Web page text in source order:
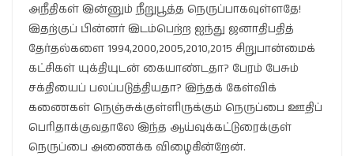
அநீதிகள் இன்னும் நீறுபூத்த நெருப்பாகவுள்ளதே!
இதற்குப் பின்னர் இடம்பெற்ற ஐந்து ஜனாதிபதித்
தேர்தல்களை 1994,2000,2005,2010,2015 சிறுபான்மைக்
கட்சிகள் யுக்தியுடன் கையாண்டதா? பேரம் பேசும்
சக்தியைப் பலப்படுத்தியதா? இந்தக் கேள்விக்
கணைகள் நெஞ்சுக்குள்ளிருக்கும் நெருப்பை ஊதிப்
பெரிதாக்குவதாலே இந்த ஆய்வுக்கட்டுரைக்குள்
நெருப்பை அணைக்க விழைகின்றேன்.